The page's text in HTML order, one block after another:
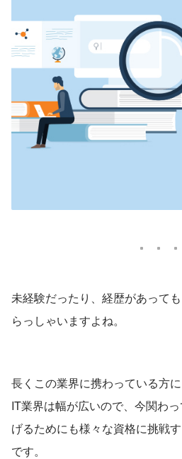
未経験だったり、経歴があって
らっしゃいますよね。
長くこの業界に携わっている方に
IT業界は幅が広いので、今関わ
げるためにも様々な資格に挑戦
です。